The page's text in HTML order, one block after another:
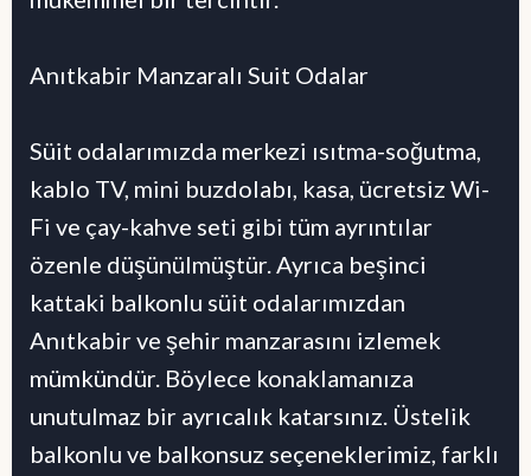
Anıtkabir Manzaralı Suit Odalar
Süit odalarımızda merkezi ısıtma-soğutma,
kablo TV, mini buzdolabı, kasa, ücretsiz Wi-
Fi ve çay-kahve seti gibi tüm ayrıntılar
özenle düşünülmüştür. Ayrıca beşinci
kattaki balkonlu süit odalarımızdan
Anıtkabir ve şehir manzarasını izlemek
mümkündür. Böylece konaklamanıza
unutulmaz bir ayrıcalık katarsınız. Üstelik
balkonlu ve balkonsuz seçeneklerimiz, farklı